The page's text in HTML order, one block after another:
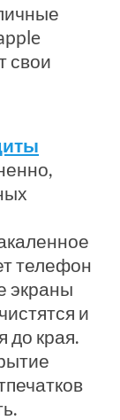
свои
телефон
экраны
и
до края.